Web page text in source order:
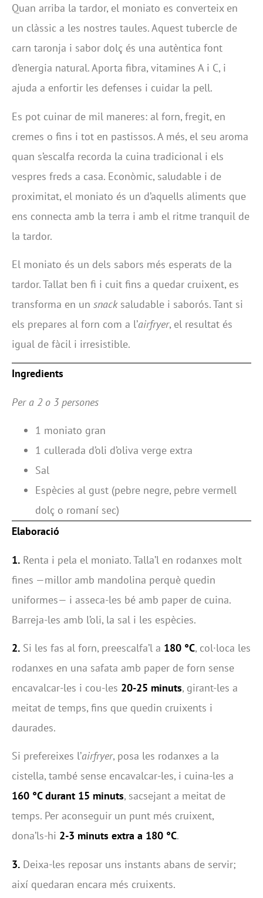
Quan arriba la tardor, el moniato es converteix en
un clàssic a les nostres taules. Aquest tubercle de
carn taronja i sabor dolç és una autèntica font
d’energia natural. Aporta fibra, vitamines A i C, i
ajuda a enfortir les defenses i cuidar la pell.
Es pot cuinar de mil maneres: al forn, fregit, en
cremes o fins i tot en pastissos. A més, el seu aroma
quan s’escalfa recorda la cuina tradicional i els
vespres freds a casa. Econòmic, saludable i de
proximitat, el moniato és un d’aquells aliments que
ens connecta amb la terra i amb el ritme tranquil de
la tardor.
El moniato és un dels sabors més esperats de la
tardor. Tallat ben fi i cuit fins a quedar cruixent, es
transforma en un snacksaludable i saborós. Tant si
els prepares al forn com a l’airfryer, el resultat és
igual de fàcil i irresistible.
Ingredients
Per a 2 o 3 persones
1 moniato gran
1 cullerada d’oli d’oliva verge extra
Sal
Espècies al gust (pebre negre, pebre vermell
dolç o romaní sec)
Elaboració
1. Renta i pela el moniato. Talla’l en rodanxes molt
fines —millor amb mandolina perquè quedin
uniformes— i asseca-les bé amb paper de cuina.
Barreja-les amb l’oli, la sal i les espècies.
2. Si les fas al forn, preescalfa’l a 180 °C, col·loca les
rodanxes en una safata amb paper de forn sense
encavalcar-les i cou-les 20-25 minuts, girant-les a
meitat de temps, fins que quedin cruixents i
daurades.
Si prefereixes l’airfryer, posa les rodanxes a la
cistella, també sense encavalcar-les, i cuina-les a
160 °C durant 15 minuts, sacsejant a meitat de
temps. Per aconseguir un punt més cruixent,
dona’ls-hi 2-3 minuts extra a 180 °C.
3. Deixa-les reposar uns instants abans de servir;
així quedaran encara més cruixents.